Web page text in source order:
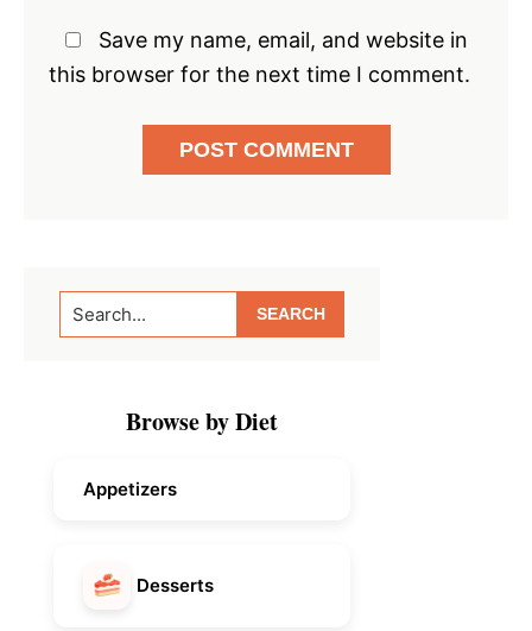
Save my name, email, and website in
this browser for the next time I comment.
Primary
Sidebar
Search...
Browse by Diet
Appetizers
Desserts